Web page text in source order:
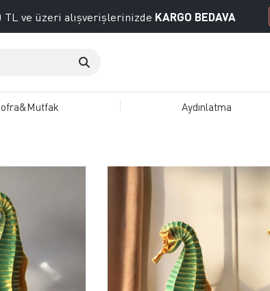
TL ve üzeri alışverişlerinizde KARGO BEDAVA
Aydınlatma